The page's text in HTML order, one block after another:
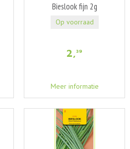
Bieslook fijn 2g
2,39
Meer informatie
Op voorraad